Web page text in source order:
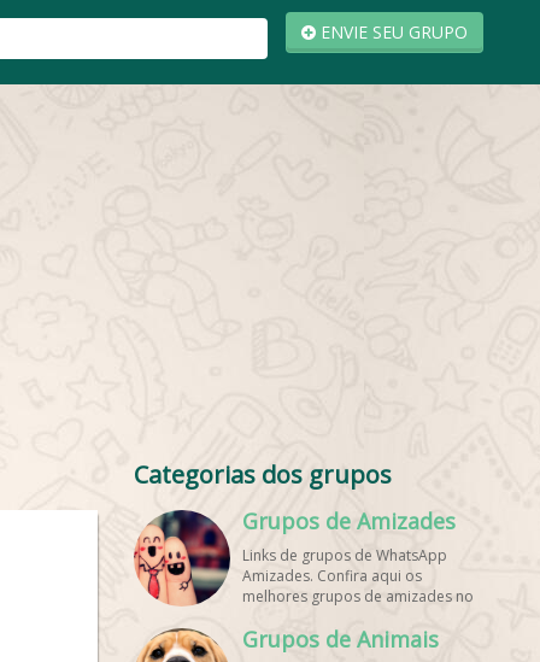
ENVIE SEU GRUPO
Categorias dos grupos
Grupos de Amizades
Links de grupos de WhatsApp
Amizades. Confira aqui os
melhores grupos de amizades no
Grupos de Animais